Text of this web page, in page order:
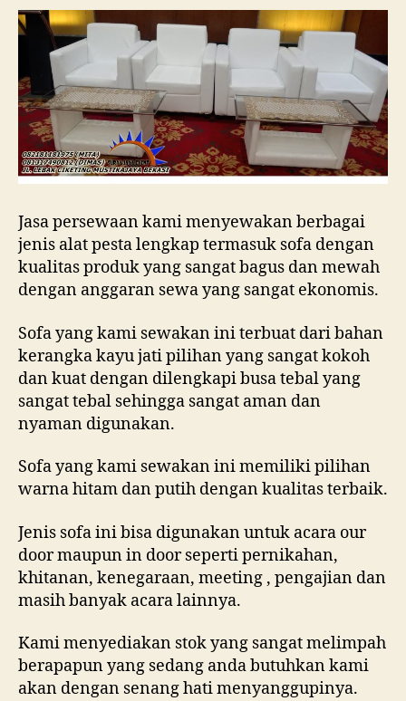
Jasa persewaan kami menyewakan berbagai
jenis alat pesta lengkap termasuk sofa dengan
kualitas produk yang sangat bagus dan mewah
dengan anggaran sewa yang sangat ekonomis.
Sofa yang kami sewakan ini terbuat dari bahan
kerangka kayu jati pilihan yang sangat kokoh
dan kuat dengan dilengkapi busa tebal yang
sangat tebal sehingga sangat aman dan
nyaman digunakan.
Sofa yang kami sewakan ini memiliki pilihan
warna hitam dan putih dengan kualitas terbaik.
Jenis sofa ini bisa digunakan untuk acara our
door maupun in door seperti pernikahan,
khitanan, kenegaraan, meeting , pengajian dan
masih banyak acara lainnya.
Kami menyediakan stok yang sangat melimpah
berapapun yang sedang anda butuhkan kami
akan dengan senang hati menyanggupinya.